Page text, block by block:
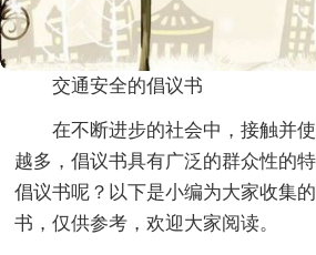
交通安全的倡议书
在不断进步的社会中，接触并
越多，倡议书具有广泛的群众性的
倡议书呢？以下是小编为大家收集
书，仅供参考，欢迎大家阅读。